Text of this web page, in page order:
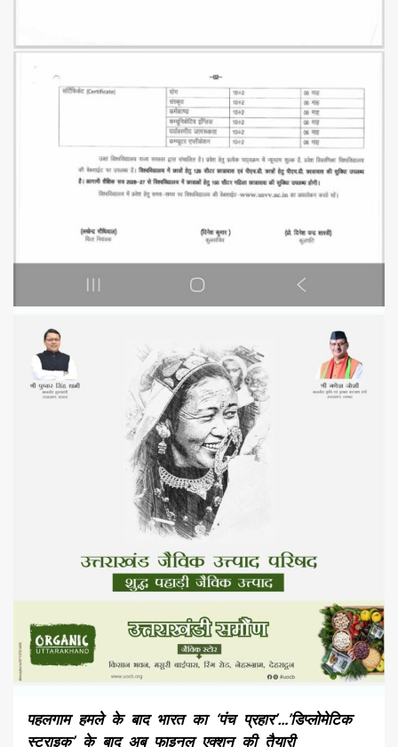
पहलगाम हमले के बाद भारत का ‘पंच प्रहार’…’डिप्लोमेटिक
स्ट्राइक’ के बाद अब फाइनल एक्शन की तैयारी